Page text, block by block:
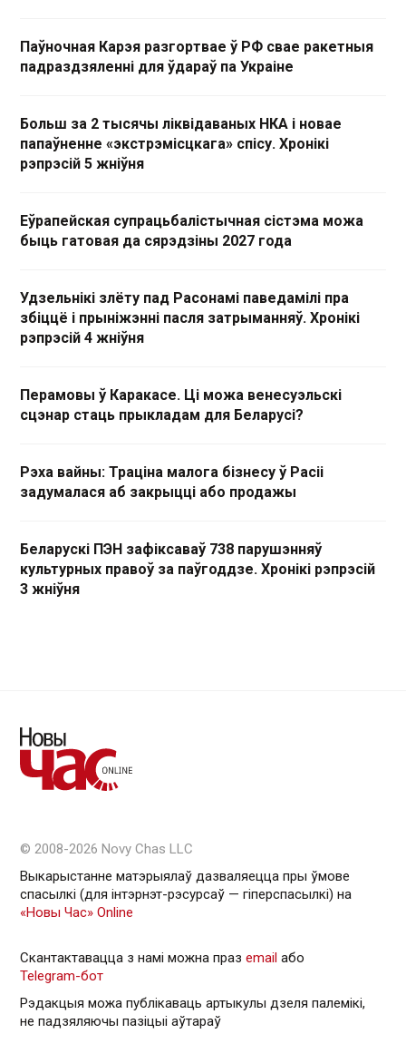
Паўночная Карэя разгортвае ў РФ свае ракетныя
падраздзяленні для ўдараў па Украіне
Больш за 2 тысячы ліквідаваных НКА і новае
папаўненне «экстрэмісцкага» спісу. Хронікі
рэпрэсій 5 жніўня
Еўрапейская супрацьбалістычная сістэма можа
быць гатовая да сярэдзіны 2027 года
Удзельнікі злёту пад Расонамі паведамілі пра
збіццё і прыніжэнні пасля затрыманняў. Хронікі
рэпрэсій 4 жніўня
Перамовы ў Каракасе. Ці можа венесуэльскі
сцэнар стаць прыкладам для Беларусі?
Рэха вайны: Траціна малога бізнесу ў Расіі
задумалася аб закрыцці або продажы
Беларускі ПЭН зафіксаваў 738 парушэнняў
культурных правоў за паўгоддзе. Хронікі рэпрэсій
3 жніўня
© 2008-2026 Novy Chas LLC
Выкарыстанне матэрыялаў дазваляецца пры ўмове
спасылкі (для інтэрнэт-рэсурсаў — гiперспасылкi) на
«Новы Час» Online
Скантактавацца з намі можна праз email або
Telegram-бот
Рэдакцыя можа публікаваць артыкулы дзеля палемікі,
не падзяляючы пазіцыі аўтараў